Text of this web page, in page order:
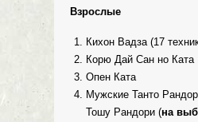
Взрослые
Кихон Вадза (17
Корю Дай Сан но Ката
Опен Ката
Мужские Танто
Тошу Рандори (на